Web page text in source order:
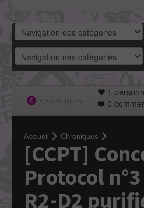
[3DS] [2DS] TUTO - Utiliser l’exploit
[3DS] [2DS] TUTO – Obtenir sa clé «
DSiWare via Seedminer
[Vita] Firmware 3.71 : et un nouveau
CHRONIQUES
1
0
Accueil Chroniques
[CCPT]
Protocol
R2-D2